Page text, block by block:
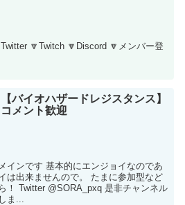
🔽Twitch 🔽Discord 🔽メンバー登
【バイオハザードレジスタンス】
コメント歓迎
インです 基本的にエンジョイなのであ
は出来ませんので。 たまに参加型など
！ Twitter @SORA_pxq 是非チャンネル
ま...